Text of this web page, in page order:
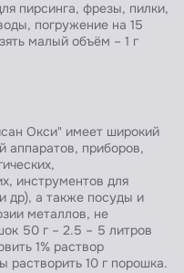
пирсинга, фрезы, пилки,
погружение на 15
малый объём – 1 г
Окси" имеет широкий
аппаратов, приборов,
инструментов для
др), а также посуды и
металлов, не
50 г – 2.5 – 5 литров
1% раствор
растворить 10 г порошка.